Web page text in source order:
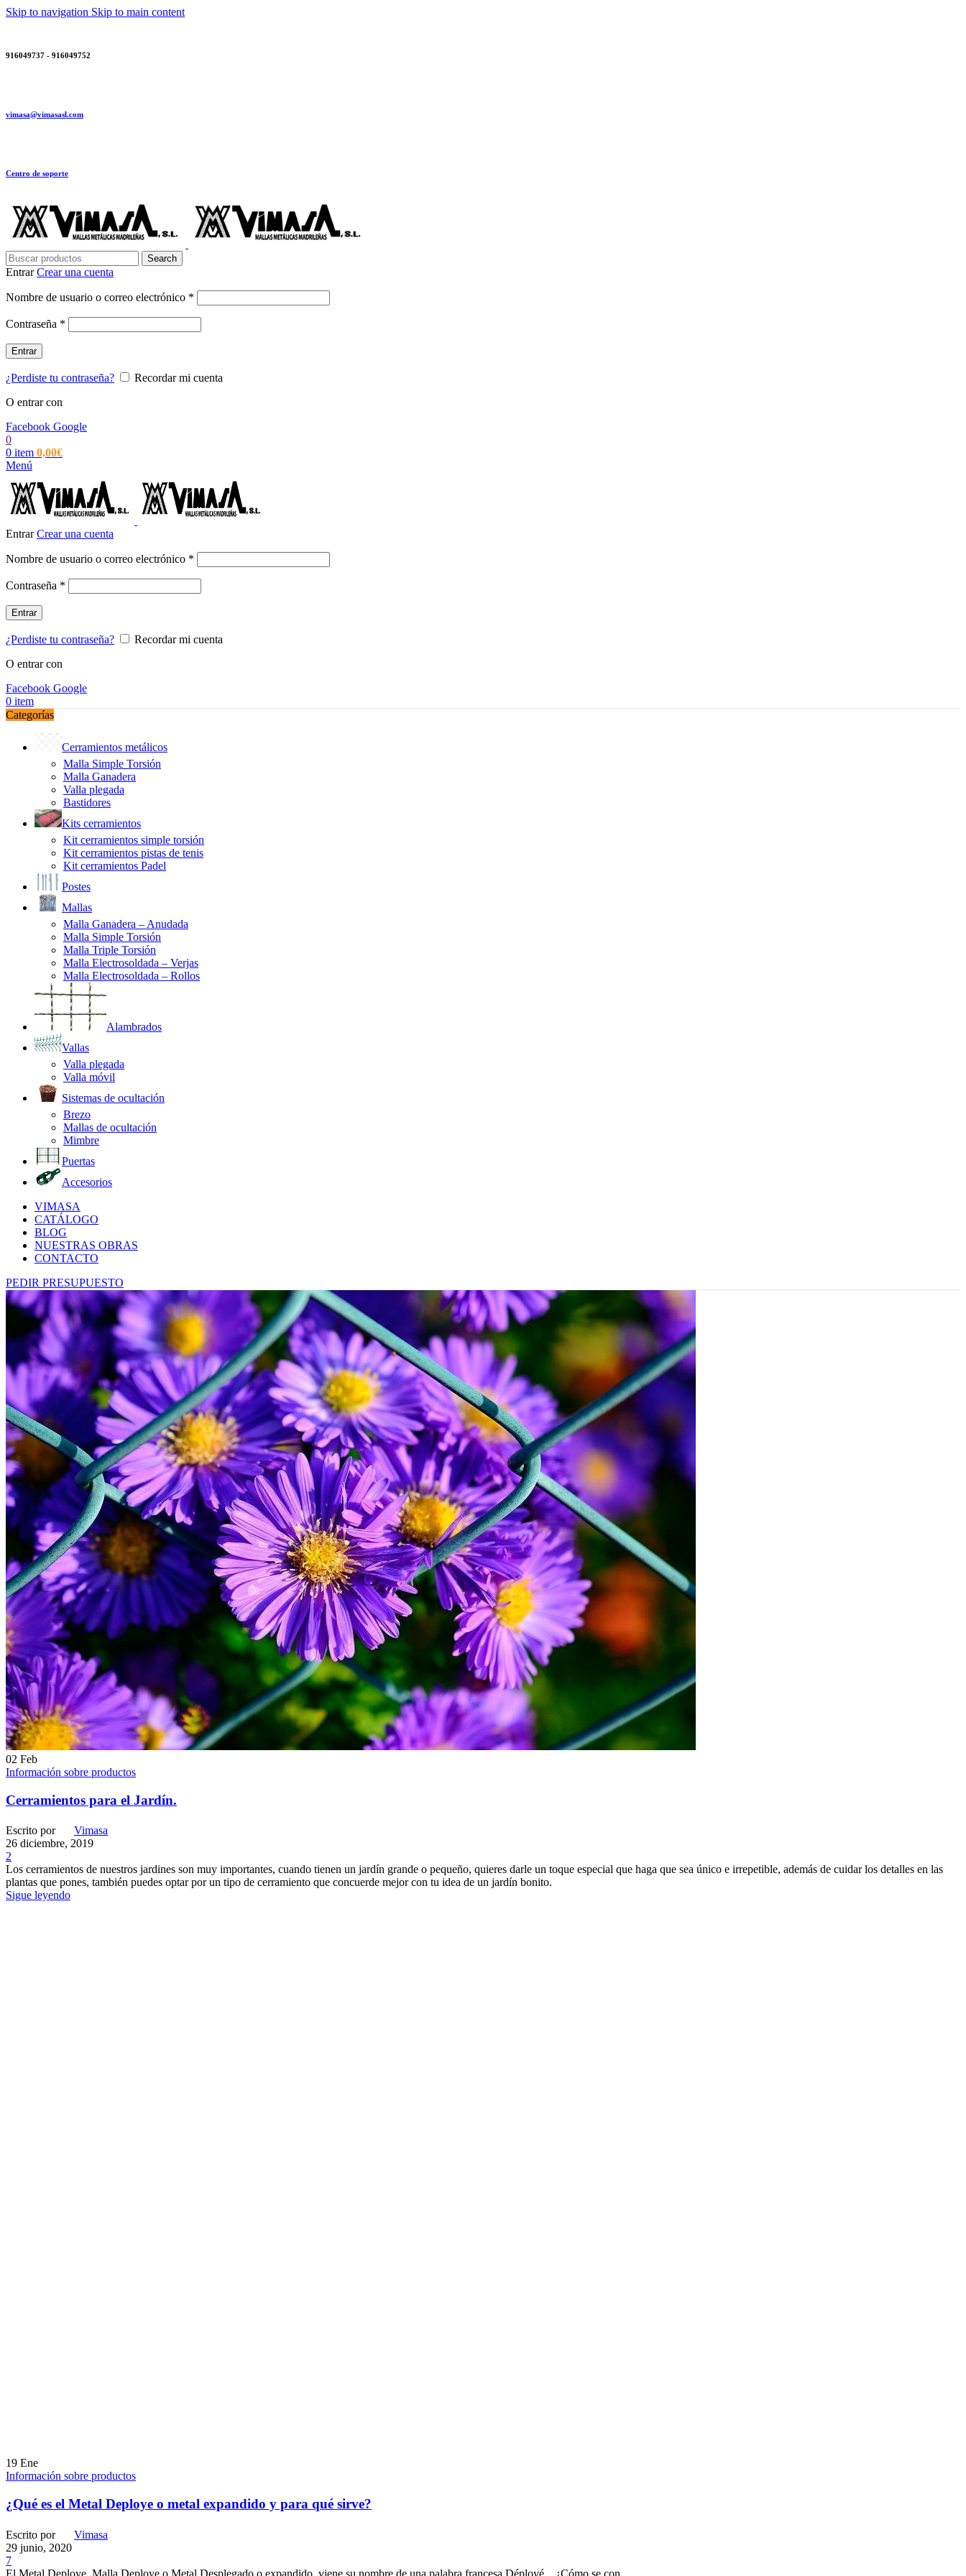
Skip to navigation Skip to main content
916049737 - 916049752
vimasa@vimasasl.com
Centro de soporte
Search
EntrarCrear una cuenta
Nombre de usuario o correo electrónico *
Contraseña *
Entrar
¿Perdiste tu contraseña?
Recordar mi cuenta
O entrar con
Facebook Google
0
0 item 0,00€
Menú
EntrarCrear una cuenta
Nombre de usuario o correo electrónico *
Contraseña *
Entrar
¿Perdiste tu contraseña?
Recordar mi cuenta
O entrar con
Facebook Google
0 item
Categorías
Cerramientos metálicos
Malla Simple Torsión
Malla Ganadera
Valla plegada
Bastidores
Kits cerramientos
Kit cerramientos simple torsión
Kit cerramientos pistas de tenis
Kit cerramientos Padel
Postes
Mallas
Malla Ganadera – Anudada
Malla Simple Torsión
Malla Triple Torsión
Malla Electrosoldada – Verjas
Malla Electrosoldada – Rollos
Alambrados
Vallas
Valla plegada
Valla móvil
Sistemas de ocultación
Brezo
Mallas de ocultación
Mimbre
Puertas
Accesorios
VIMASA
CATÁLOGO
BLOG
NUESTRAS OBRAS
CONTACTO
PEDIR PRESUPUESTO
02 Feb
Información sobre productos
Cerramientos para el Jardín.
Escrito por
Vimasa
26 diciembre, 2019
2
Los cerramientos de nuestros jardines son muy importantes, cuando tienen un jardín grande o pequeño, quieres darle un toque especial que haga que sea único e irrepetible, además de cuidar los detalles en las
plantas que pones, también puedes optar por un tipo de cerramiento que concuerde mejor con tu idea de un jardín bonito.
Sigue leyendo
19 Ene
Información sobre productos
¿Qué es el Metal Deploye o metal expandido y para qué sirve?
Escrito por
Vimasa
29 junio, 2020
7
El Metal Deploye, Malla Deploye o Metal Desplegado o expandido, viene su nombre de una palabra francesa Déployé. ¿Cómo se con...